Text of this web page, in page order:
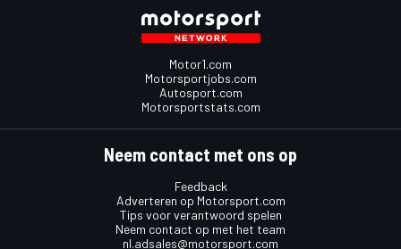
Motor1.com
Motorsportjobs.com
Autosport.com
Motorsportstats.com
Neem contact met ons op
Feedback
Adverteren op Motorsport.com
Tips voor verantwoord spelen
Neem contact op met het team
nl.adsales@motorsport.com